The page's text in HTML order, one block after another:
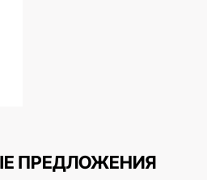
ПРЕДЛОЖЕНИЯ